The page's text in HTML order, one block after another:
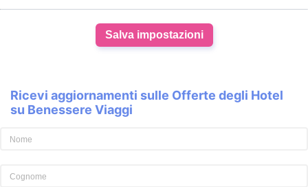
Salva impostazioni
Ricevi aggiornamenti sulle Offerte degli Hotel
su Benessere Viaggi